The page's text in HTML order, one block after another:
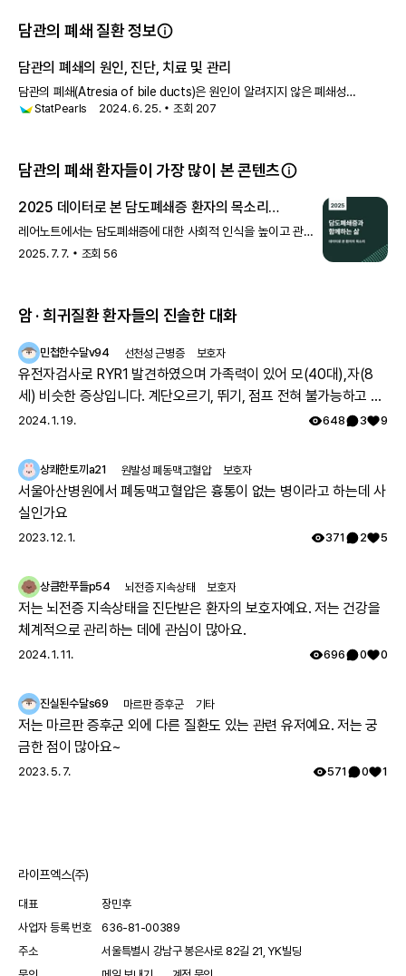
담관의 폐쇄 질환 정보
담관의 폐쇄의 원인, 진단, 치료 및 관리
담관의 폐쇄(Atresia of bile ducts)은 원인이 알려지지 않은 폐쇄성
담관병으로, 간내 및 간외 담관 모두에 영향을 미칩니다. 신
StatPearls 2024. 6. 25. 조회 207
담관의 폐쇄 환자들이 가장 많이 본 콘텐츠
2025 데이터로 본 담도폐쇄증 환자의 목소리
(하나금융 ESG)
레어노트에서는 담도폐쇄증에 대한 사회적 인식을 높이고 관련
정책을 확대하며, 장기적인 연구를 활성화하기 위해 국내
2025. 7. 7. 조회 56
암 · 희귀질환 환자들의 진솔한 대화
민첩한수달v94 선천성 근병증 보호자
유전자검사로 RYR1 발견하였으며 가족력이 있어 모(40대),자(8
세) 비슷한 증상입니다. 계단오르기, 뛰기, 점프 전혀 불가능하고 전
체적으로 몸의 힘이 부족하지만 위의 불가능한점을 빼고는 힘들지
를 보았으나 그당시에는 아킬레스건이 짧아서 그런거라고 운동 열
심히 하라는 답을 듣고 쭉 지내다가 출산후 첫째아이도 같은 증상으
로 서울대병원 방문하여 근육병의심으로 여러 검사를 하였으나 정
은 케이스가 있나 알아보기로 하고 주기적으로 외래만 다녔습니다.
자 모두 최종진단 받았어요. 이 글 작성후 한달뒤, 오늘 서울대 외래
에 가서 말씀드리니 아니라고, 잘못된 검사결과라고 찾고 있는중이
니 기다려보자고 하십니다 ㅠㅠ
2024. 1. 19. 648 3 9
상쾌한토끼a21 원발성 폐동맥고혈압 보호자
서울아산병원에서 폐동맥고혈압은 흉통이 없는 병이라고 하는데 사
실인가요
2023. 12. 1. 371 2 5
상큼한푸들p54 뇌전증 지속상태 보호자
저는 뇌전증 지속상태을 진단받은 환자의 보호자예요. 저는 건강을
체계적으로 관리하는 데에 관심이 많아요.
2024. 1. 11. 696 0 0
진실된수달s69 마르판 증후군 기타
저는 마르판 증후군 외에 다른 질환도 있는 관련 유저예요. 저는 궁
금한 점이 많아요~
2023. 5. 7. 571 0 1
라이프엑스(주)
대표
장민후
사업자 등록 번호
636-81-00389
주소
서울특별시 강남구 봉은사로 82길 21, YK빌딩